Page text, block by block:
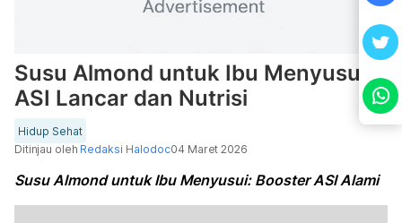
Susu Almond untuk Ibu Menyusui,
ASI Lancar dan Nutrisi
Hidup Sehat
Ditinjau oleh Redaksi Halodoc04 Maret 2026
Susu Almond untuk Ibu Menyusui: Booster ASI Alami